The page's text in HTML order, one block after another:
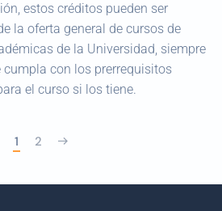
estos créditos pueden ser
la oferta general de cursos de
de la Universidad, siempre
con los prerrequisitos
el curso si los tiene.
1 2